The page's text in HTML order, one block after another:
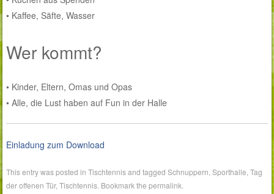
• Kaffee, Säfte, Wasser
Wer kommt?
• Kinder, Eltern, Omas und Opas
• Alle, die Lust haben auf Fun in der Halle
Einladung zum Download
This entry was posted inTischtennisand taggedSchnuppern ,Sporthalle ,Tag
der offenen Tür,Tischtennis . Bookmark thepermalink